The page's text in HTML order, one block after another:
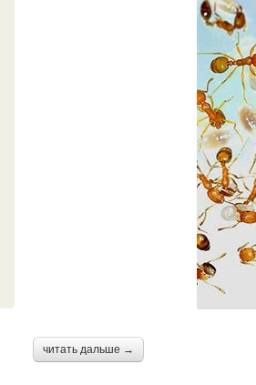
читать дальше →